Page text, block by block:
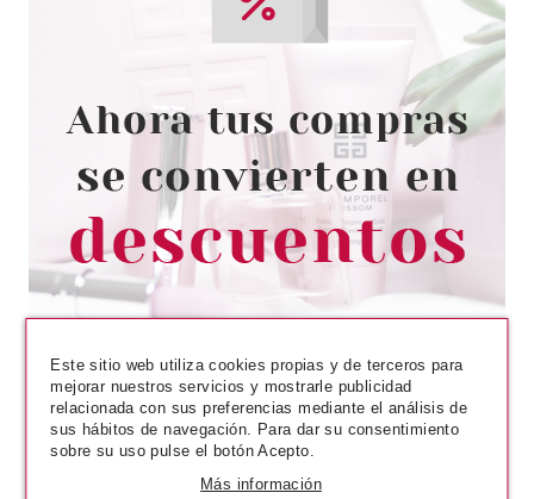
STAR WARS
STAR WARS DARTH VADER
EDT 50 ML + HUCHA SET
REGALO
desde
8.22€
Avisarme
Este sitio web utiliza cookies propias y de terceros para
mejorar nuestros servicios y mostrarle publicidad
relacionada con sus preferencias mediante el análisis de
sus hábitos de navegación. Para dar su consentimiento
sobre su uso pulse el botón Acepto.
Más información